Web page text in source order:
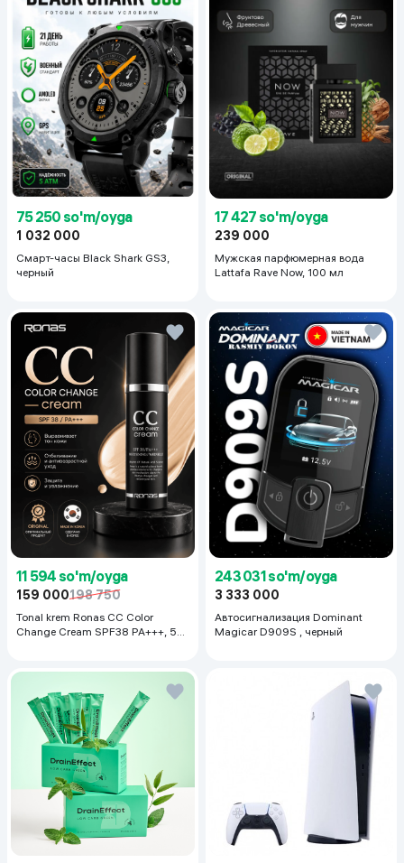
75 250 so'm/oyga
1 032 000
Смарт-часы Black Shark GS3,
черный
17 427 so'm/oyga
239 000
Мужская парфюмерная вода
Lattafa Rave Now, 100 мл
11 594 so'm/oyga
159 000198 750
Tonal krem Ronas CC Color
Change Cream SPF38 PA+++, 50
243 031 so'm/oyga
3 333 000
Автосигнализация Dominant
Magicar D909S , черный